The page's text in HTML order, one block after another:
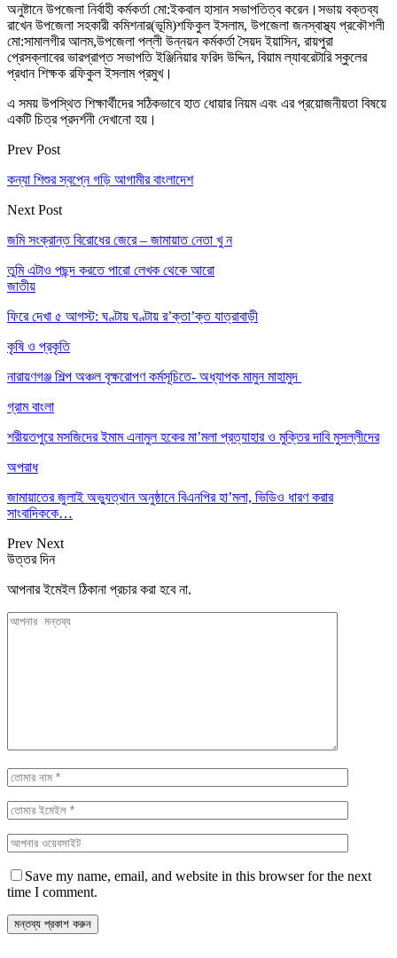
অনুষ্টানে উপজেলা নির্বাহী কর্মকর্তা মো:ইকবাল হাসান সভাপতিত্ব করেন।সভায় বক্তব্য
রাখেন উপজেলা সহকারী কমিশনার(ভূমি)শফিকুল ইসলাম, উপজেলা জনস্বাস্থ্য প্রকৌশলী
মো:সামালগীর আলম,উপজেলা পল্লী উন্নয়ন কর্মকর্তা সৈয়দ ইয়াসিন, রায়পুরা
প্রেসক্লাবের ভারপ্রাপ্ত সভাপতি ইঞ্জিনিয়ার ফরিদ উদ্দিন, বিয়াম ল্যাবরেটারি স্কুলের
প্রধান শিক্ষক রফিকুল ইসলাম প্রমুখ।
এ সময় উপস্থিত শিক্ষার্থীদের সঠিকভাবে হাত ধোয়ার নিয়ম এবং এর প্রয়োজনীয়তা বিষয়ে
একটি চিত্র প্রদর্শনী দেখানো হয়।
Prev Post
কন্যা শিশুর স্বপ্নে গড়ি আগামীর বাংলাদেশ
Next Post
জমি সংক্রান্ত বিরোধের জেরে – জামায়াত নেতা খু ন
তুমি এটাও পছন্দ করতে পারো লেখক থেকে আরো
জাতীয়
ফিরে দেখা ৫ আগস্ট: ঘণ্টায় ঘণ্টায় র’ক্তা’ক্ত যাত্রাবাড়ী
কৃষি ও প্রকৃতি
নারায়ণগঞ্জ শিল্প অঞ্চল বৃক্ষরোপণ কর্মসূচিতে- অধ্যাপক মামুন মাহামুদ
গ্রাম বাংলা
শরীয়তপুরে মসজিদের ইমাম এনামুল হকের মা’মলা প্রত্যাহার ও মুক্তির দাবি মুসল্লীদের
অপরাধ
জামায়াতের জুলাই অভ্যুত্থান অনুষ্ঠানে বিএনপির হা’মলা, ভিডিও ধারণ করার
সাংবাদিককে…
Prev Next
উত্তর দিন
আপনার ইমেইল ঠিকানা প্রচার করা হবে না.
Save my name, email, and website in this browser for the next
time I comment.